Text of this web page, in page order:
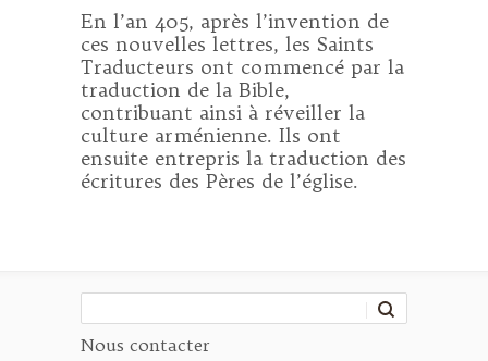
En l’an 405, après l’invention de
ces nouvelles lettres, les Saints
Traducteurs ont commencé par la
traduction de la Bible,
contribuant ainsi à réveiller la
culture arménienne. Ils ont
ensuite entrepris la traduction des
écritures des Pères de l’église.
Nous contacter